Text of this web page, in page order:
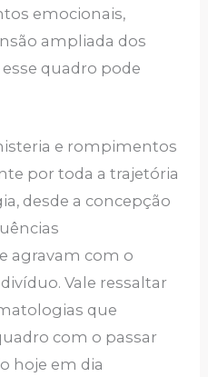
emocionais,
ampliada dos
quadro pode
e rompimentos
por toda a trajetória
desde a concepção
agravam com o
Vale ressaltar
que
com o passar
hoje em dia